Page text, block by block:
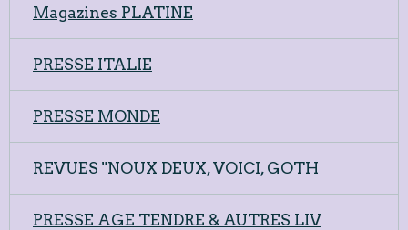
Magazines PLATINE
PRESSE ITALIE
PRESSE MONDE
REVUES "NOUX DEUX, VOICI, GOTH
PRESSE AGE TENDRE & AUTRES LIV